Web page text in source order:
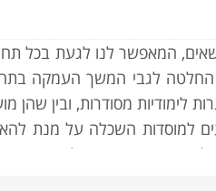
המאפשר לנו לגעת בכל
החלטה לגבי המשך העמקה
לימודיות מסודרות, ובין שהן
למוסדות השכלה על מנת
להעשיר את הדעת, ולהרחיב את